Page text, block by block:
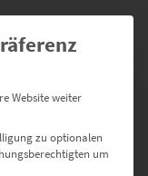
ARZTPRAXIS
,FINE ART
,WANDBILDER
Website weiter
zu optionalen
um